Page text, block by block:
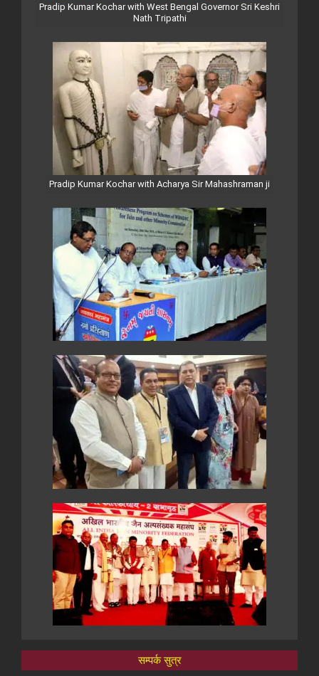
Pradip Kumar Kochar with West Bengal Governor Sri Keshri
Nath Tripathi
Pradip Kumar Kochar with Acharya Sir Mahashraman ji
सम्पर्क सुत्र